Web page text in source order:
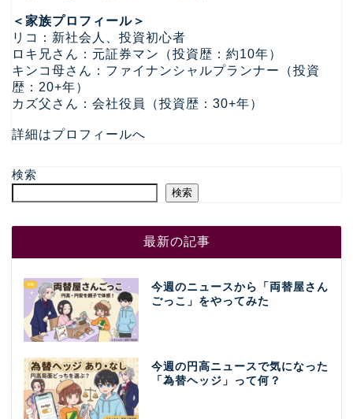
＜家族プロフィール＞
リコ：新社会人、投資初心者
ロキ兄さん：元証券マン（投資歴：約10年）
キンコ母さん：ファイナンシャルプランナー（投資
歴：20+年）
カズ父さん：会社役員（投資歴：30+年）
詳細はプロフィールへ
検索
検索
最新の記事
今週のニュースから「両替屋さん
ごっこ」をやってみた
今週の円高ニュースで気になった
「為替ヘッジ」って何？